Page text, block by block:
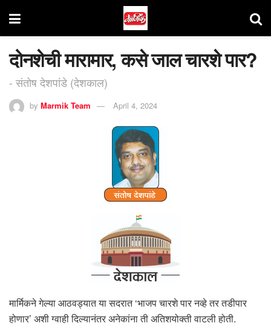
दोनशेची मारामार, कसे जाल चारशे पार?
- संतोष देशपांडे (देशकाल)
by Marmik Team April 4, 2024
मार्मिकने गेल्या आठवड्यात या सदरात ‘भाजप चारशे पार नव्हे तर तडीपार
होणार’ अशी ग्वाही दिल्यानंतर अनेकांना ती अतिशयोक्ती वाटली होती.